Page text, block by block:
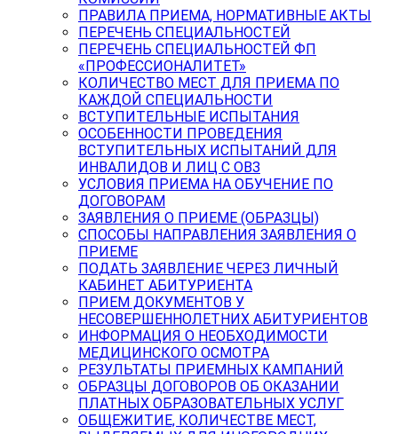
ПРАВИЛА ПРИЕМА, НОРМАТИВНЫЕ АКТЫ
ПЕРЕЧЕНЬ СПЕЦИАЛЬНОСТЕЙ
ПЕРЕЧЕНЬ СПЕЦИАЛЬНОСТЕЙ ФП
«ПРОФЕССИОНАЛИТЕТ»
КОЛИЧЕСТВО МЕСТ ДЛЯ ПРИЕМА ПО
КАЖДОЙ СПЕЦИАЛЬНОСТИ
ВСТУПИТЕЛЬНЫЕ ИСПЫТАНИЯ
ОСОБЕННОСТИ ПРОВЕДЕНИЯ
ВСТУПИТЕЛЬНЫХ ИСПЫТАНИЙ ДЛЯ
ИНВАЛИДОВ И ЛИЦ С ОВЗ
УСЛОВИЯ ПРИЕМА НА ОБУЧЕНИЕ ПО
ДОГОВОРАМ
ЗАЯВЛЕНИЯ О ПРИЕМЕ (ОБРАЗЦЫ)
СПОСОБЫ НАПРАВЛЕНИЯ ЗАЯВЛЕНИЯ О
ПРИЕМЕ
ПОДАТЬ ЗАЯВЛЕНИЕ ЧЕРЕЗ ЛИЧНЫЙ
КАБИНЕТ АБИТУРИЕНТА
ПРИЕМ ДОКУМЕНТОВ У
НЕСОВЕРШЕННОЛЕТНИХ АБИТУРИЕНТОВ
ИНФОРМАЦИЯ О НЕОБХОДИМОСТИ
МЕДИЦИНСКОГО ОСМОТРА
РЕЗУЛЬТАТЫ ПРИЕМНЫХ КАМПАНИЙ
ОБРАЗЦЫ ДОГОВОРОВ ОБ ОКАЗАНИИ
ПЛАТНЫХ ОБРАЗОВАТЕЛЬНЫХ УСЛУГ
ОБЩЕЖИТИЕ, КОЛИЧЕСТВЕ МЕСТ,